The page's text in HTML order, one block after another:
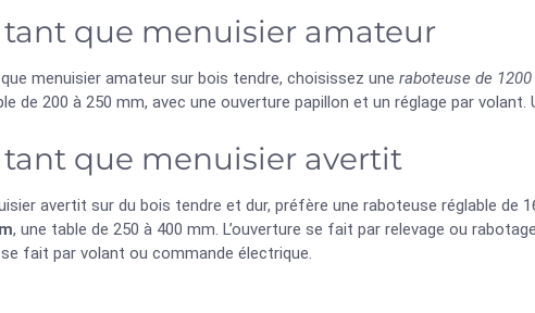
tant que menuisier amateur
menuisier amateur sur bois tendre, choisissez une raboteuse de
de 200 à 250 mm, avec une ouverture papillon et un réglage par
tant que menuisier avertit
avertit sur du bois tendre et dur, préfère une raboteuse réglable de
, une table de 250 à 400 mm. L’ouverture se fait par relevage ou
fait par volant ou commande électrique.